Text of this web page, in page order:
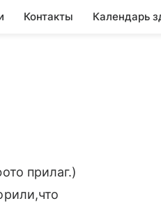
Контакты Календарь
прилаг.)